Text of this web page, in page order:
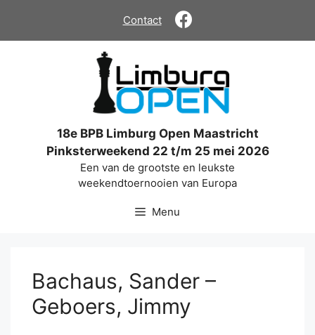
de
Contact
18e BPB Limburg Open Maastricht
Pinksterweekend 22 t/m 25 mei 2026
Een van de grootste en leukste
weekendtoernooien van Europa
Menu
Bachaus, Sander –
Geboers, Jimmy